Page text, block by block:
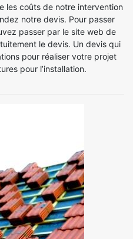
les coûts de notre intervention
notre devis. Pour passer
passer par le site web de
le devis. Un devis qui
pour réaliser votre projet
pour l’installation.